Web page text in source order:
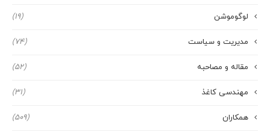
لوگوموشن (19)
مدیریت و سیاست (74)
مقاله و مصاحبه (52)
مهندسی کاغذ (31)
همکاران (509)